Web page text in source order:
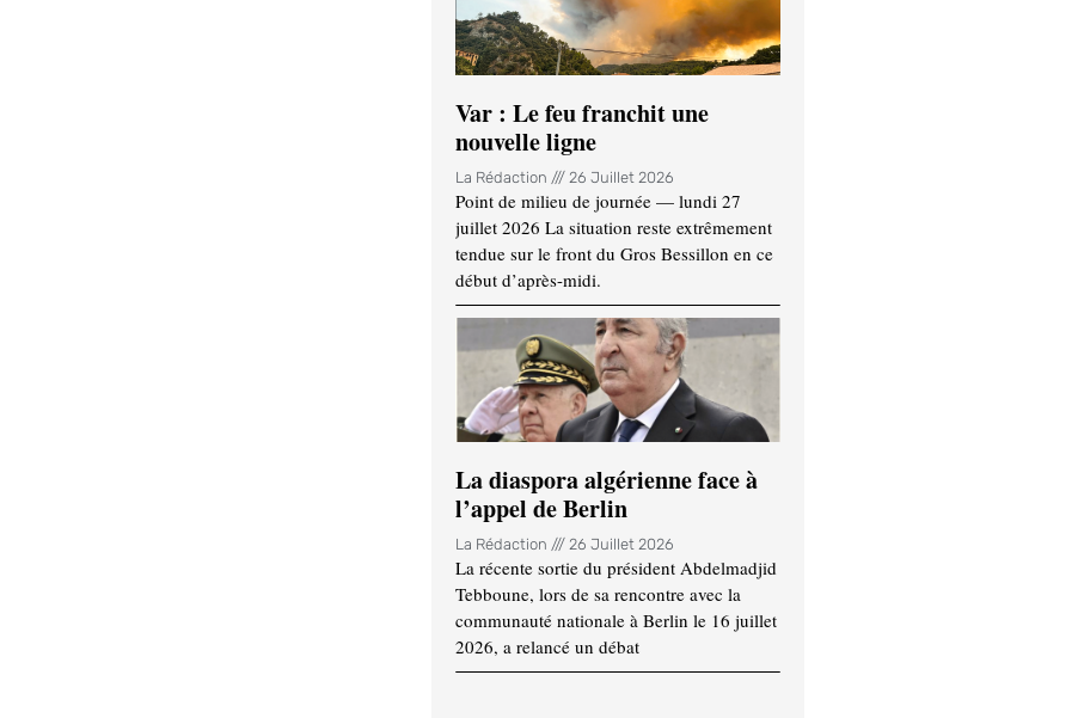
Var : Le feu franchit une
nouvelle ligne
La Rédaction 26 Juillet 2026
Point de milieu de journée — lundi 27
juillet 2026 La situation reste extrêmement
tendue sur le front du Gros Bessillon en ce
début d’après-midi.
La diaspora algérienne face à
l’appel de Berlin
La Rédaction 26 Juillet 2026
La récente sortie du président Abdelmadjid
Tebboune, lors de sa rencontre avec la
communauté nationale à Berlin le 16 juillet
2026, a relancé un débat